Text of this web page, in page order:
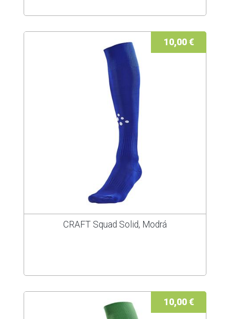
10,00 €
CRAFT Squad Solid, Modrá
10,00 €